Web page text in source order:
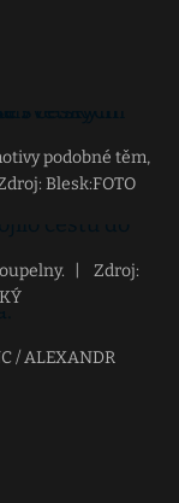
podobné těm,
Blesk:FOTO
Zdroj:
/ ALEXANDR